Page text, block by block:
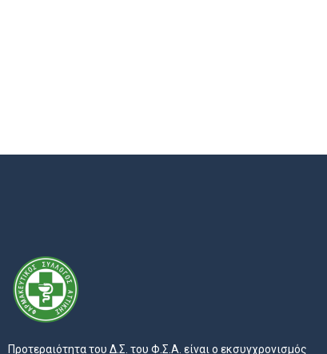
Προτεραιότητα του Δ.Σ. του Φ.Σ.Α. είναι ο εκσυγχρονισμός